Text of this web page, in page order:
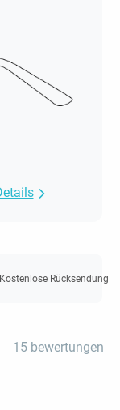
Kostenlose Rücksendung
15 bewertungen